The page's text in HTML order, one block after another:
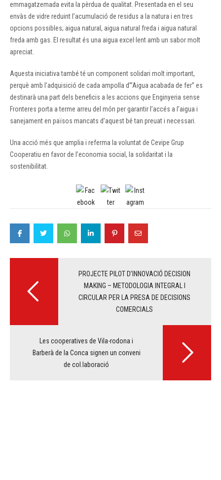
emmagatzemada evita la pèrdua de qualitat. Presentada en el seu
envàs de vidre reduint l’acumulació de residus a la natura i en tres
opcions possibles; aigua natural, aigua natural freda i aigua natural
freda amb gas. El resultat és una aigua excel·lent amb un sabor molt
apreciat.
Aquesta iniciativa també té un component solidari molt important,
perquè amb l’adquisició de cada ampolla d’”Aigua acabada de fer” es
destinarà una part dels beneficis a les accions que Enginyeria sense
Fronteres porta a terme arreu del món per garantir l’accés a l’aigua i
sanejament en països mancats d’aquest bé tan preuat i necessari.
Una acció més que amplia i referma la voluntat de Cevipe Grup
Cooperatiu en favor de l’economia social, la solidaritat i la
sostenibilitat.
Post
PROJECTE PILOT D’INNOVACIÓ DECISION
MAKING – METODOLOGIA INTEGRAL I
CIRCULAR PER LA PRESA DE DECISIONS
COMERCIALS
Les cooperatives de Vila-rodona i
Barberà de la Conca signen un conveni
de col.laboració